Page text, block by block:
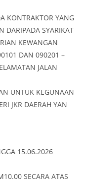
KONTRAKTOR YANG
DARIPADA SYARIKAT
KEWANGAN
DAN 090201 –
JALAN
UNTUK KEGUNAAN
JKR DAERAH YAN
15.06.2026
SECARA ATAS